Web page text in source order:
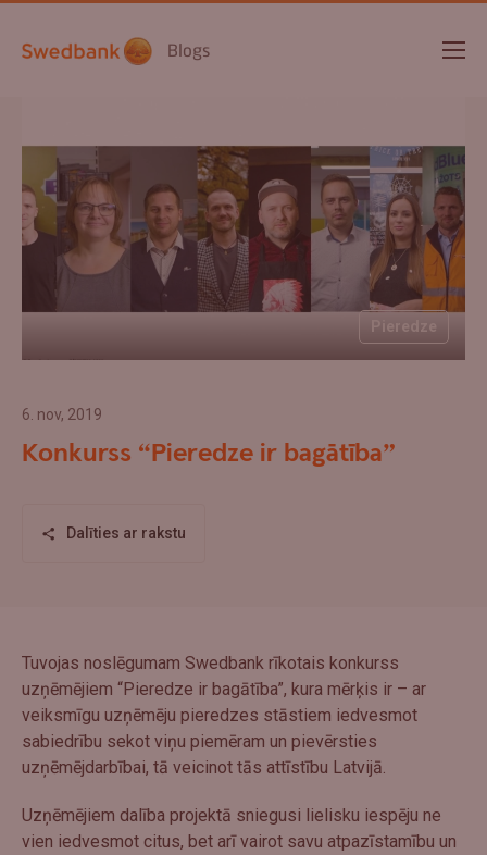
Blogs
Pieredze
6. nov, 2019
Konkurss “Pieredze ir bagātība”
Dalīties ar rakstu
Tuvojas noslēgumam Swedbank rīkotais konkurss
uzņēmējiem “Pieredze ir bagātība”, kura mērķis ir – ar
veiksmīgu uzņēmēju pieredzes stāstiem iedvesmot
sabiedrību sekot viņu piemēram un pievērsties
uzņēmējdarbībai, tā veicinot tās attīstību Latvijā.
Uzņēmējiem dalība projektā sniegusi lielisku iespēju ne
vien iedvesmot citus, bet arī vairot savu atpazīstamību un